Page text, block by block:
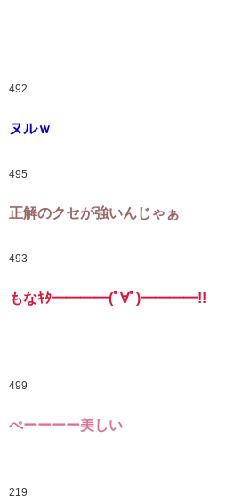
492
ヌルｗ
495
正解のクセが強いんじゃぁ
493
もなｷﾀ━━━━(ﾟ∀ﾟ)━━━━!!
499
ぺーーーー美しい
219